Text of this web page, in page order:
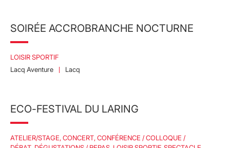
LOISIR SPORTIF
SOIRÉE ACCROBRANCHE NOCTURNE
Lacq Aventure Lacq
ATELIER/STAGE, CONCERT, CONFÉRENCE / COLLOQUE /
ECO-FESTIVAL DU LARING